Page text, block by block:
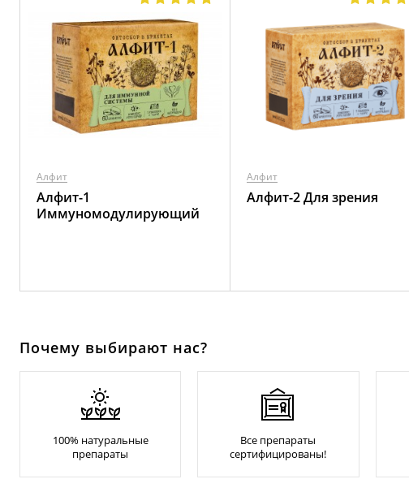
Алфит
Алфит-1
Иммуномодулирующий
Алфит
Алфит-2 Для зрения
Почему выбирают нас?
100% натуральные
препараты
Все препараты
сертифицированы!